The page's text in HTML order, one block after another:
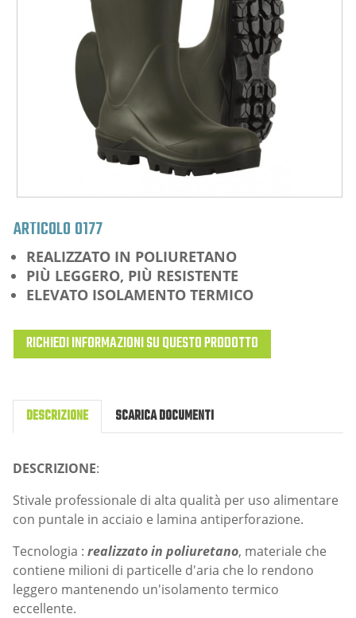
ARTICOLO 0177
REALIZZATO IN POLIURETANO
PIÙ LEGGERO, PIÙ RESISTENTE
ELEVATO ISOLAMENTO TERMICO
RICHIEDI INFORMAZIONI SU QUESTO PRODOTTO
DESCRIZIONE SCARICA DOCUMENTI
DESCRIZIONE:
Stivale professionale di alta qualità per uso alimentare
con puntale in acciaio e lamina antiperforazione.
Tecnologia : realizzato in poliuretano, materiale che
contiene milioni di particelle d'aria che lo rendono
leggero mantenendo un'isolamento termico
eccellente.